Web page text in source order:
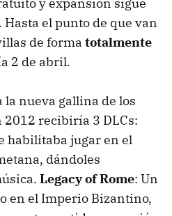
y expansión sigue
el punto de que van
de forma totalmente
2 de abril.
nueva gallina de los
2012 recibiría 3 DLCs:
habilitaba jugar en el
dándoles
Legacy of Rome: Un
en el Imperio Bizantino,